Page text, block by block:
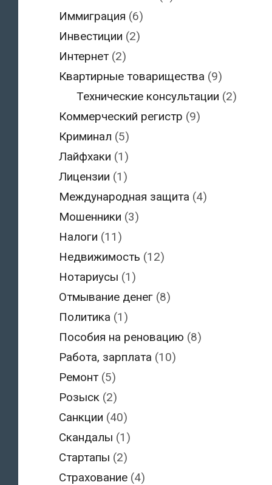
Иммиграция (6)
Инвестиции (2)
Интернет (2)
Квартирные товарищества (9)
Технические консультации (2)
Коммерческий регистр (9)
Криминал (5)
Лайфхаки (1)
Лицензии (1)
Международная защита (4)
Мошенники (3)
Налоги (11)
Недвижимость (12)
Нотариусы (1)
Отмывание денег (8)
Политика (1)
Пособия на реновацию (8)
Работа, зарплата (10)
Ремонт (5)
Розыск (2)
Санкции (40)
Скандалы (1)
Стартапы (2)
Страхование (4)